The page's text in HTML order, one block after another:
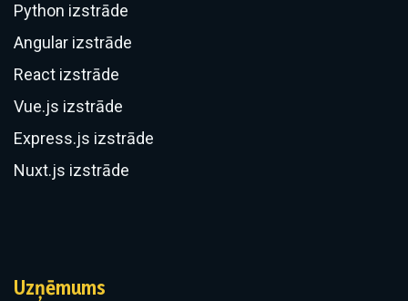
Python izstrāde
Angular izstrāde
React izstrāde
Vue.js izstrāde
Express.js izstrāde
Nuxt.js izstrāde
Uzņēmums